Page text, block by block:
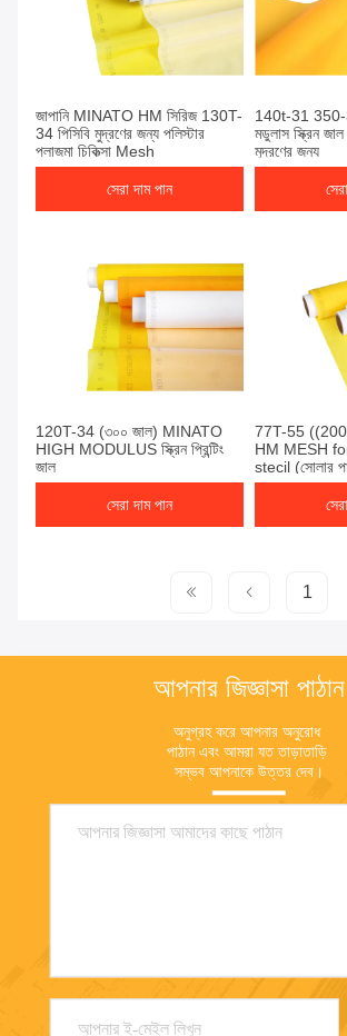
জাপানি MINATO HM সিরিজ 130T-
34 পিসিবি মুদ্রণের জন্য পলিস্টার
প্লাজমা চিকিত্সা Mesh
সেরা দাম পান
140t-31
মডুলাস স্ক্রিন জাল
মুদ্রণের জন্য
120T-34 (৩০০ জাল) MINATO
HIGH MODULUS স্ক্রিন প্রিন্টিং
জাল
সেরা দাম পান
77T-55
HM MESH
stecil (সোলার
করে)
1
আপনার জিজ্ঞাসা পাঠান
অনুগ্রহ করে আপনার অনুরোধ
পাঠান এবং আমরা যত তাড়াতাড়ি
সম্ভব আপনাকে উত্তর দেব।